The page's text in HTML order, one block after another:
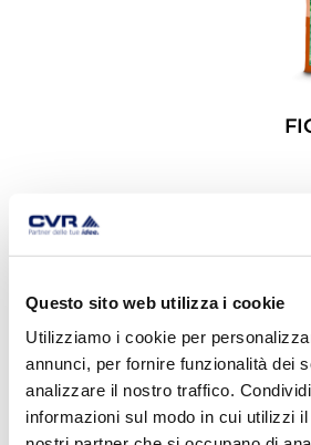
Questo sito web utilizza i cookie
Utilizziamo i cookie per
annunci, per fornire funzionalità dei
analizzare il nostro traffico.
informazioni sul modo in cui utilizzi